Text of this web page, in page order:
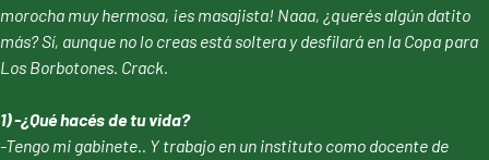
morocha muy hermosa, ¡es masajista! Naaa, ¿querés algún datito
más? Sí, aunque no lo creas está soltera y desfilará en la Copa para
Los Borbotones. Crack.
1) -¿Qué hacés de tu vida?
-Tengo mi gabinete.. Y trabajo en un instituto como docente de